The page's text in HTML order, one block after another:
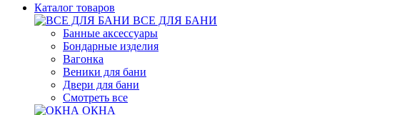
Каталог товаров
ВСЕ ДЛЯ БАНИ
Банные аксессуары
Бондарные изделия
Вагонка
Веники для бани
Двери для бани
Смотреть все
ОКНА